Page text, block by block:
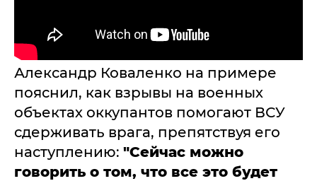
Александр Коваленко на примере
пояснил, как взрывы на военных
объектах оккупантов помогают ВСУ
сдерживать врага, препятствуя его
наступлению: "Сейчас можно
говорить о том, что все это будет